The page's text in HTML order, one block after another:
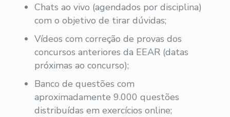
Chats ao vivo (agendados por disciplina)
com o objetivo de tirar dúvidas;
Vídeos com correção de provas dos
concursos anteriores da EEAR (datas
próximas ao concurso);
Banco de questões com
aproximadamente 9.000 questões
distribuídas em exercícios online;